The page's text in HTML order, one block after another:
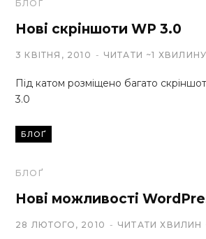
БЛОҐ
Нові скріншоти WP 3.0
3 КВІТНЯ, 2010 ЧИТАТИ ~1 ХВИЛИНУ
Під катом розміщено багато
3.0
БЛОҐ
БЛОҐ
Нові можливості
28 ЛЮТОГО, 2010 ЧИТАТИ ХВИЛИН